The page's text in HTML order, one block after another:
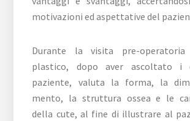
motivazioni ed aspettative del
Durante la visita pre-
plastico, dopo aver ascoltato i
paziente, valuta la forma, la
mento, la struttura ossea e le
della cute, al fine di illustrare al